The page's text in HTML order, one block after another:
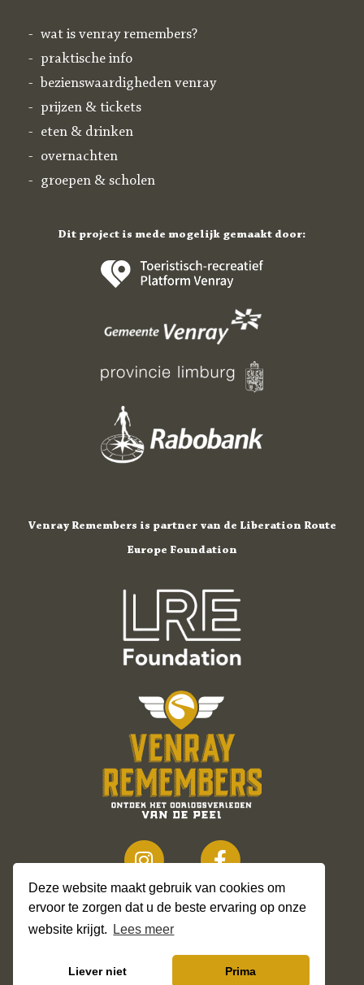
Deze website maakt gebruik van cookies om
ervoor te zorgen dat u de beste ervaring op onze
website krijgt.
Lees meer
Liever niet Prima
wat is venray remembers?
praktische info
bezienswaardigheden venray
prijzen & tickets
eten & drinken
overnachten
groepen & scholen
Dit project is mede mogelijk gemaakt door:
Venray Remembers is partner van de Liberation Route
Europe Foundation
Privacy Policy
Sitemap